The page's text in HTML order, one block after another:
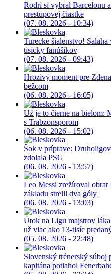
Rodri si vybral Barcelonu
prestupovej čiastke
(07. 08. 2026 - 10:34)
Turecké šialenstvo!
tisícky fanúšikov
(07. 08. 2026 - 09:43)
Hrozivý moment pre
bežcom
(06. 08. 2026 - 16:05)
Už je to čierne na bielom:
s Trabzonsporom
(06. 08. 2026 - 15:02)
Šok v príprave:
zdolala PSG
(06. 08. 2026 - 13:57)
Leo Messi zrežíroval
základu strelil dva góly
(06. 08. 2026 - 13:03)
Útok na Ligu majstrov
už viac ako 13-tisíc
(05. 08. 2026 - 22:48)
Slovenský trénerský
kapitána potiahol